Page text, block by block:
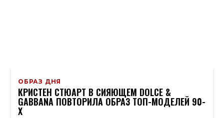
ОБРАЗ ДНЯ
КРИСТЕН СТЮАРТ В СИЯЮЩЕМ DOLCE &
GABBANA ПОВТОРИЛА ОБРАЗ ТОП-МОДЕЛЕЙ 90-
Х